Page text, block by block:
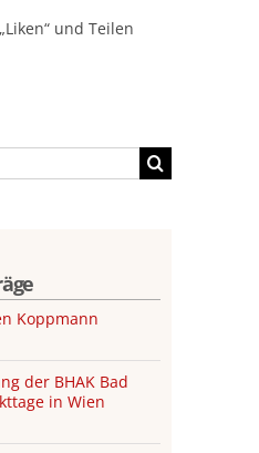
und Teilen
Koppmann
der BHAK Bad
in Wien